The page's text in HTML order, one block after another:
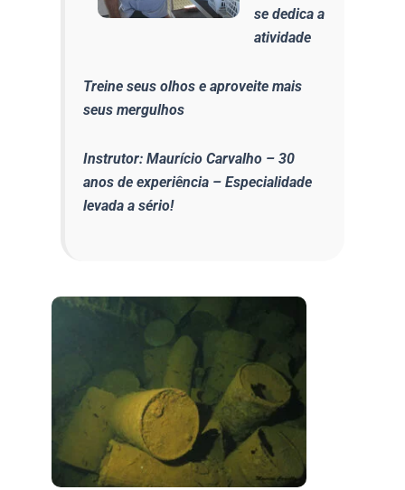
se dedica a
atividade
Treine seus olhos e aproveite mais
seus mergulhos
Instrutor: Maurício Carvalho – 30
anos de experiência – Especialidade
levada a sério!